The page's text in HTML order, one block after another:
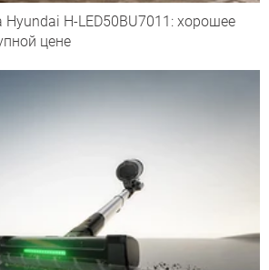
Hyundai H-LED50BU7011: хорошее
цене